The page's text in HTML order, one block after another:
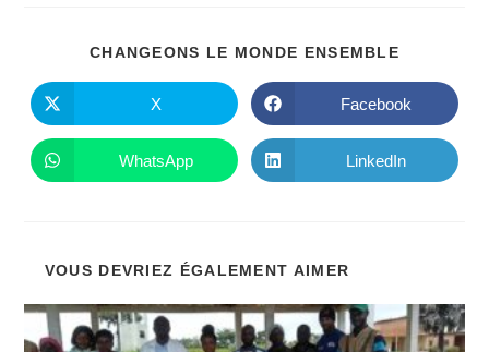
CHANGEONS LE MONDE ENSEMBLE
CONTENU
Ouvrir
dans
une
autre
fenêtre
X
Ouvrir
dans
une
autre
fenêtre
Facebook
Ouvrir
dans
WhatsApp
Ouvrir
dans
LinkedIn
VOUS DEVRIEZ ÉGALEMENT AIMER